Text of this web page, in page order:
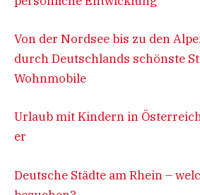
Von der Nordsee bis zu den
durch Deutschlands schönste
Wohnmobile
Urlaub mit Kindern in
er
Deutsche Städte am Rhein –